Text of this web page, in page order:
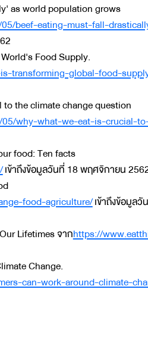
as world population grows
beef-eating-must-fall-
Food Supply.
transforming-global-food-
the climate change question
why-what-we-eat-is-crucial-
food: Ten facts
เข้าถึงข้อมูลวันที่ 18 พฤศจิกายน
food-agriculture/เข้าถึงข้อมูลวั
Lifetimes จากhttps://
Change.
can-work-around-climate-